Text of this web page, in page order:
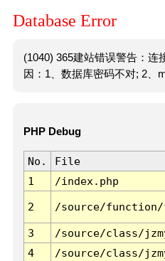
Database Error
(1040) 365建站错误警告：连
因：1、数据库密码不对; 2、
PHP Debug
No. File
1
/index.php
2 /source/function/
3 /source/class/
4
/source/class/